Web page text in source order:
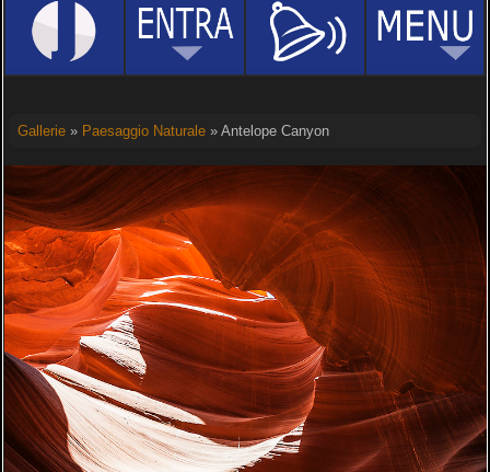
Gallerie» Paesaggio Naturale» Antelope Canyon